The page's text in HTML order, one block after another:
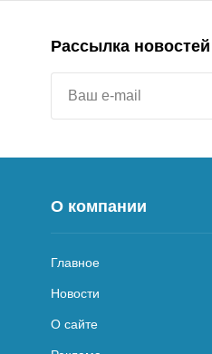
Рассылка новостей
О компании
Главное
Новости
О сайте